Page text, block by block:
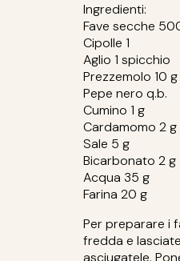
Ingredienti:
Fave secche
Cipolle 1
Aglio 1 spicchio
Prezzemolo 10 g
Pepe nero q.b.
Cumino 1 g
Cardamomo 2 g
Sale 5 g
Bicarbonato 2 g
Acqua 35 g
Farina 20 g
Per preparare i
fredda e
asciugatele.